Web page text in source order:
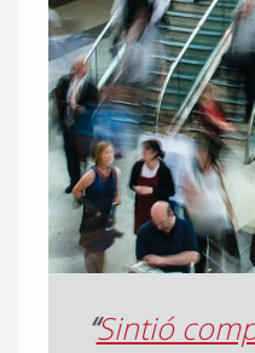
“Sintió